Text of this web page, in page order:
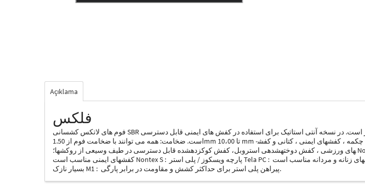
Açıklama
فلکس
فوم های لاتکس کشسانی SBR ویژگی های اصلی: قابلیت تنفس ، ضد باکتری ، راحت ، مبتنی بر آب ، فوم لاتکس با سلولهای باز است. در نسخه آنتی استاتیک برای استفاده در کفش های ایمنی قابل دسترسی
است. ضخامت: همه می توانند با ضخامت فوم از 1.50mm تا 10،00 mm در 5 چگالی تولید شوند. مناسب برای کفش های کلاسیک زنانه و مردانه ، کفش بوت پیاده روی ، چکمه ، کفش­های ایمنی ، کتانی و کفش­
های ورزشی ، کفش دوخته­شده­ی استروبل، کفش کوک­زده­شده قابل دسترسی در طیف وسیعی از روکش­ها؛ Nontex 22: پارچه پلی استر با مقاومت بسیار عالی در برابر سایش ، مخصوصا برای کف پا در
کفش­های ایمنی مناسب است Nontex S : پارچه ویسکوز / پلی استر Tela PC : پارچه پلی استر / نخی به خصوص برای کفیِ کفش­های زنانه و مردانه مناسب است. Newjet : پارچه پلی استر چرخانده­شده­ی
بسیار نازک M1 : پیراهن پلی استر برای حداکثر کشش و مقاومت در برابر پارگی.